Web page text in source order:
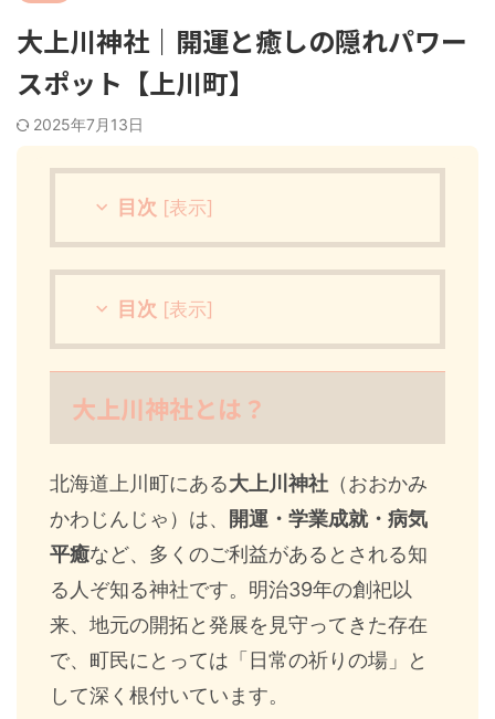
大上川神社｜開運と癒しの隠れパワー
スポット【上川町】
2025年7月13日
目次 [表示]
目次 [表示]
大上川神社とは？
北海道上川町にある大上川神社 （おおかみ
かわじんじゃ）は、
開運・学業成就・病気
平癒など、多くのご利益があるとされる知
る人ぞ知る神社です。明治39年の創祀以
来、地元の開拓と発展を見守ってきた存在
で、町民にとっては「日常の祈りの場」と
して深く根付いています。